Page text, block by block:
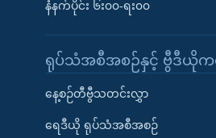
နံနက်ပိုင်း ၆း၀၀-ရး၀၀
ရုပ်သံအစီအစဉ်နှင့် ဗွီဒီယိုကဏ္
နေ့စဉ်တီဗွီသတင်းလွှာ
ရေဒီယို ရုပ်သံအစီအစဉ်